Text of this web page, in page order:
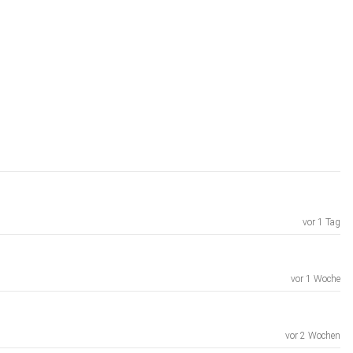
vor 1 Tag
vor 1 Woche
vor 2 Wochen